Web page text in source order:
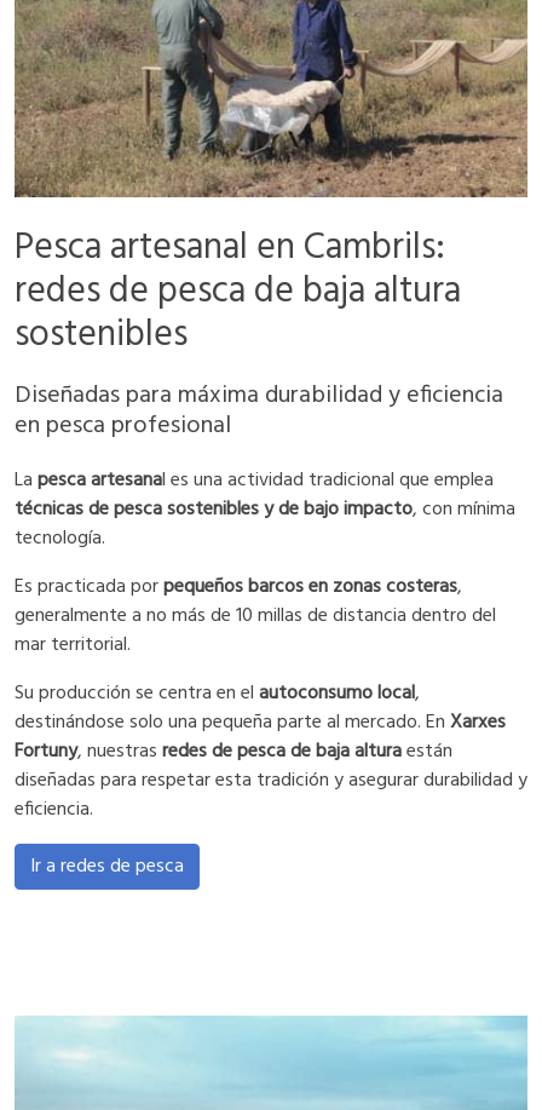
Pesca artesanal en Cambrils:
redes de pesca de baja altura
sostenibles
Diseñadas para máxima durabilidad y eficiencia
en pesca profesional
Lapesca artesanal es una actividad tradicional que emplea
técnicas de pesca sostenibles y de bajo impacto, con mínima
tecnología.
Es practicada porpequeños barcos en zonas costeras,
generalmente a no más de 10 millas de distancia dentro del
mar territorial.
Su producción se centra en elautoconsumo local,
destinándose solo una pequeña parte al mercado. EnXarxes
Fortuny, nuestrasredes de pesca de baja alturaestán
diseñadas para respetar esta tradición y asegurar durabilidad y
eficiencia.
Ir a redes de pesca